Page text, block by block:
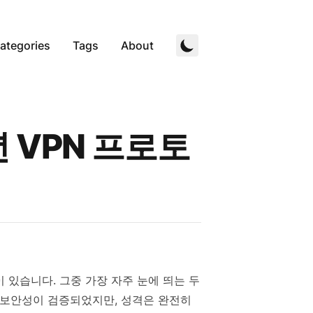
Tags About
프로토
있습니다. 그중 가장 자주 눈에 띄는 두
안성이 검증되었지만, 성격은 완전히